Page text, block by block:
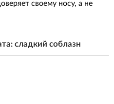
своему носу, а не
сладкий соблазн